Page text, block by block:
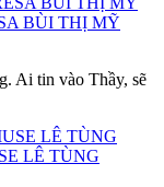
BÙI THỊ MỸ
Ai tin vào Thầy, sẽ
LÊ TÙNG